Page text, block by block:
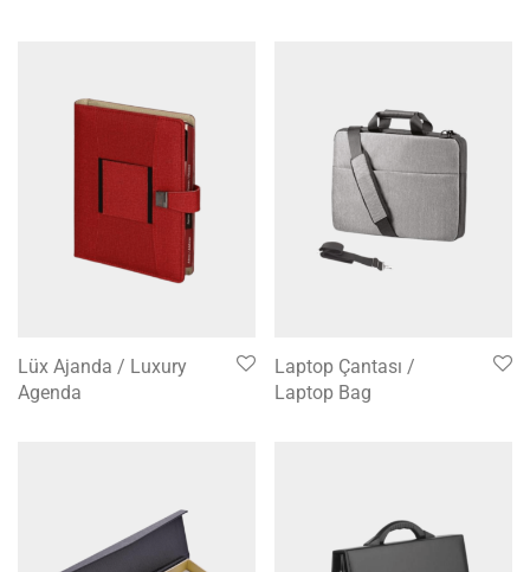
Lüx Ajanda / Luxury
Agenda
Laptop Çantası /
Laptop Bag